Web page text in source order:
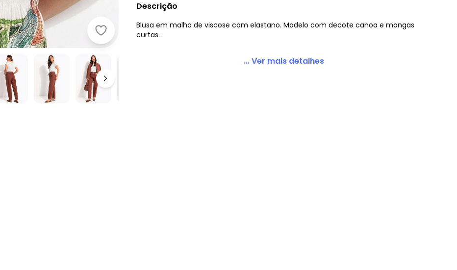
Quintess - Blusa com Mangas Curtas Off White
Descrição
Blusa em malha de viscose com elastano. Modelo com decote canoa e mangas
curtas.
... Ver mais detalhes